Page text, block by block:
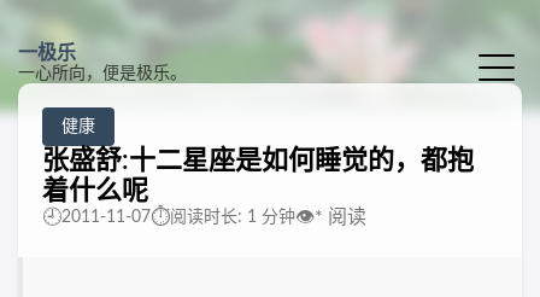
一极乐
一心所向，便是极乐。
健康
张盛舒:十二星座是如何睡觉的，都抱
着什么呢
🕘2011-11-07⏱️阅读时长: 1 分钟👁️* 阅读